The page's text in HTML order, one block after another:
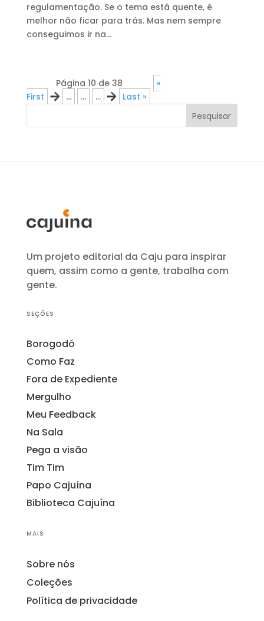
regulamentação. Se o tema está quente, é
melhor não ficar para trás. Mas nem sempre
conseguimos ir na...
Página 10 de 38
«
First
« ... ... ... »
Last »
Pesquisar
Um projeto editorial da Caju para inspirar
quem, assim como a gente, trabalha com
gente.
SEÇÕES
Borogodó
Como Faz
Fora de Expediente
Mergulho
Meu Feedback
Na Sala
Pega a visão
Tim Tim
Papo Cajuína
Biblioteca Cajuína
MAIS
Sobre nós
Coleções
Política de privacidade